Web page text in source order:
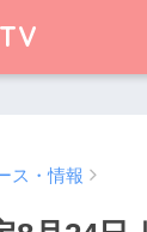
ス・情報